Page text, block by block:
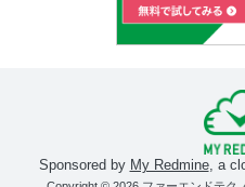
Sponsored by My Redmine, a